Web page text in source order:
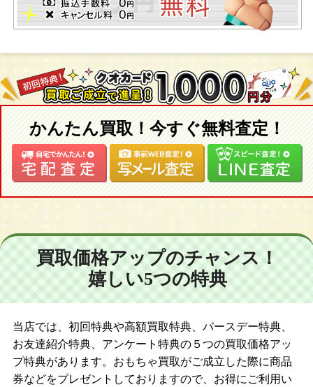
かんたん買取！今すぐ無料査定！
買取価格アップのチャンス！
嬉しい5つの特典
当店では、初回特典や高額買取特典、バースデー特典、
お友達紹介特典、アンケート特典の５つの買取価格アッ
プ特典があります。おもちゃ買取がご成立した際に商品
券などをプレゼントしておりますので、お得にご利用い